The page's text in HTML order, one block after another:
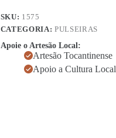
SKU: 1575
CATEGORIA: PULSEIRAS
Apoie o Artesão Local:
Artesão Tocantinense
Apoio a Cultura Local